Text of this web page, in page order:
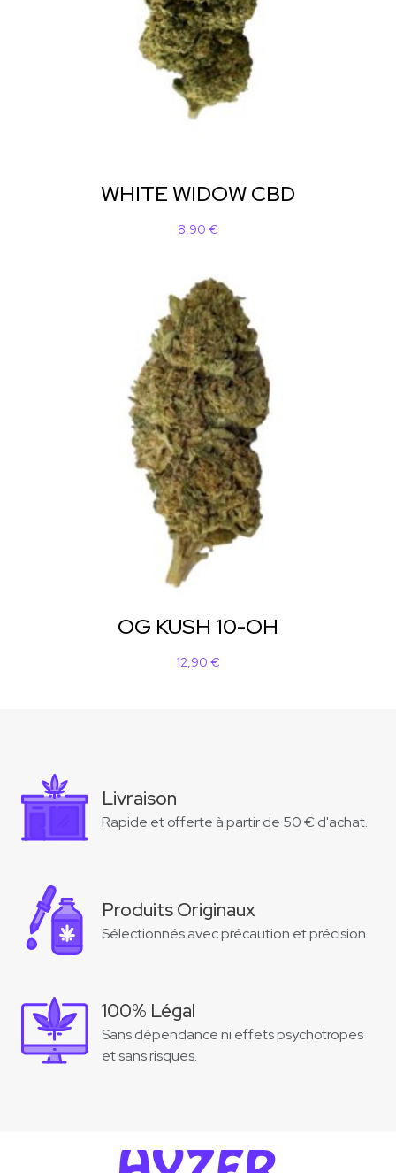
WHITE WIDOW CBD
8,90 €
OG KUSH 10-OH
12,90 €
Livraison
Rapide et offerte à partir de 50 € d'achat.
Produits Originaux
Sélectionnés avec précaution et précision.
100% Légal
Sans dépendance ni effets psychotropes
et sans risques.